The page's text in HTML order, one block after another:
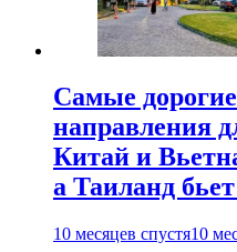
Самые
направления
Китай и
а Таиланд
10 месяцев спустя10